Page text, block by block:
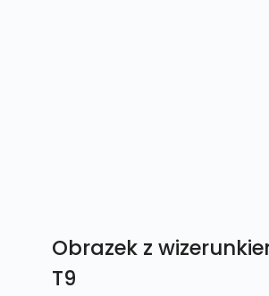
Obrazek z
T9